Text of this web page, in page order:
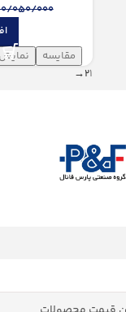
050/000
مقایسه
1
2
→